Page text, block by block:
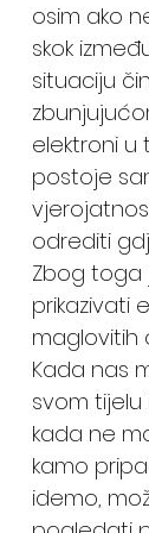
osim ako
skok
situaciju
elektroni u
postoje
odrediti
Zbog toga
prikazivati
maglovitih
Kada nas
svom tijelu
kada ne
kamo
idemo,